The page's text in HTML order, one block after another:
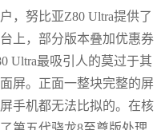
，努比亚Z80 Ultra提供了
上，部分版本叠加优惠券
Ultra最吸引人的莫过于其
屏。正面一整块完整的屏
手机都无法比拟的。在核